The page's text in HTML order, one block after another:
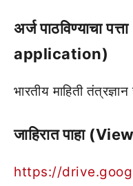
अर्ज पाठविण्याचा
application)
भारतीय माहिती
जाहिरात पाहा
https://